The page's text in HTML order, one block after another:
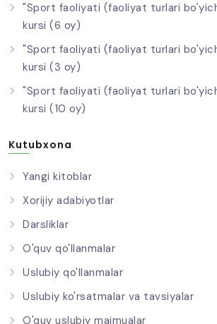
"Sport faoliyati (faoliyat turlari
kursi (6 oy)
"Sport faoliyati (faoliyat turlari
kursi (3 oy)
"Sport faoliyati (faoliyat turlari
kursi (10 oy)
Kutubxona
Yangi kitoblar
Xorijiy adabiyotlar
Darsliklar
O'quv qo'llanmalar
Uslubiy qo'llanmalar
Uslubiy ko'rsatmalar va tavsiyalar
O'quv uslubiy majmualar